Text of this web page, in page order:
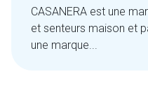
CASANERA est une
et senteurs maison et
une marque...